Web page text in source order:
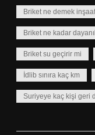
Briket ne demek inşaat
Briket ne kadar
Briket su geçirir mi
İdlib sınıra kaç km
Suriyeye kaç kişi geri